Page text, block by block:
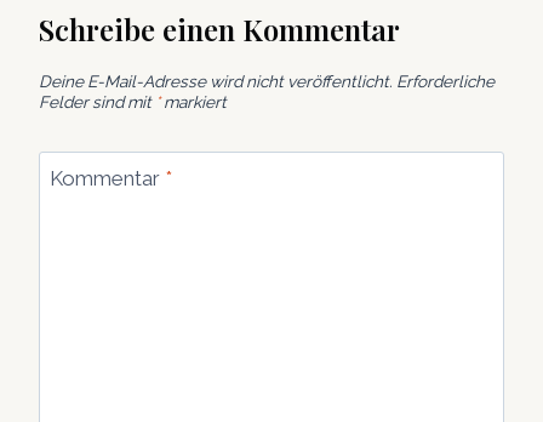
Schreibe einen Kommentar
Deine E-Mail-Adresse wird nicht veröffentlicht. Erforderliche
Felder sind mit *markiert
Kommentar *